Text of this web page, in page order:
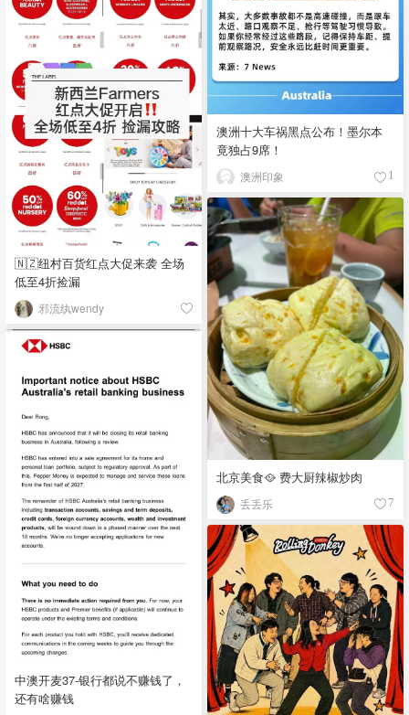
澳洲十大车祸黑点公布！墨尔本
竟独占9席！
澳洲印象 1
🇳🇿纽村百货红点大促来袭 全场
低至4折捡漏
邪流纨wendy
北京美食🥘 费大厨辣椒炒肉
丢丢乐 7
中澳开麦37-银行都说不赚钱了，
还有啥赚钱